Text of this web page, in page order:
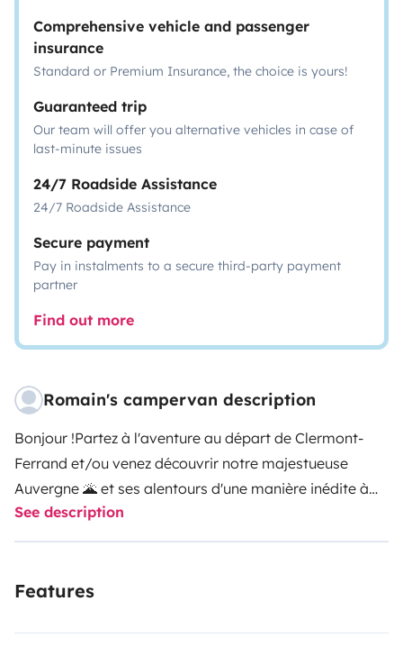
Comprehensive vehicle and passenger
insurance
Standard or Premium Insurance, the choice is yours!
Guaranteed trip
Our team will offer you alternative vehicles in case of
last-minute issues
24/7 Roadside Assistance
24/7 Roadside Assistance
Secure payment
Pay in instalments to a secure third-party payment
partner
Find out more
Romain's campervan description
Bonjour !Partez à l'aventure au départ de Clermont-
Ferrand et/ou venez découvrir notre majestueuse
Auvergne 🌋 et ses alentours d'une manière inédite à
bord de 'BeeVan', notre
notre Transporter T6 Edition, vous trouverez :un lit
oreillers, qui fait aussi banquette pour manger à
See description
Features